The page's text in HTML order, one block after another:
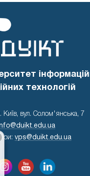
технологій
вул. Солом'янська, 7
vps@duikt.edu.ua